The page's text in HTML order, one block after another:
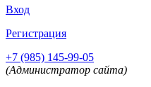
Вход
Регистрация
+7 (985) 145-99-05
(Администратор сайта)